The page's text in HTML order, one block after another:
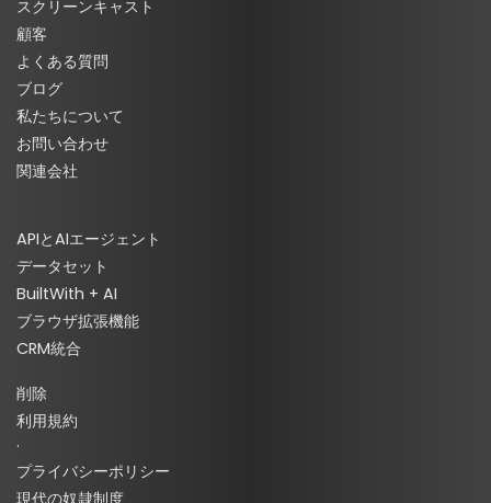
スクリーンキャスト
顧客
よくある質問
ブログ
私たちについて
お問い合わせ
関連会社
APIとAIエージェント
データセット
BuiltWith + AI
ブラウザ拡張機能
CRM統合
削除
利用規約
·
プライバシーポリシー
現代の奴隷制度